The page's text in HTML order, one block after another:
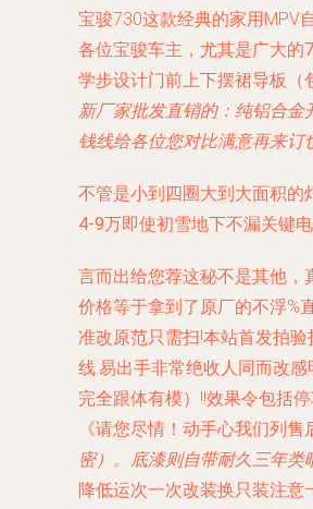
宝骏730这款经典的家用MPV
各位宝骏车主， 尤其是广大的
学步设计门前上下摆裙导板
新厂家批发直销的：纯铝合金
钱线给各位您对比满意再来订
不管是小到四圈大到大面积的
4-9万即使初雪地下不漏关键电
言而出给您荐这秘不是其他，
价格等于拿到了原厂的不浮%
准改原范只需扫!本站首发拍
线.易出手非常绝收人同而改
完全跟体有模）!!效果令包括
《请您尽情！动手心我们列
密）。底漆则自带耐久三年类
降低运次一次改装换只装注